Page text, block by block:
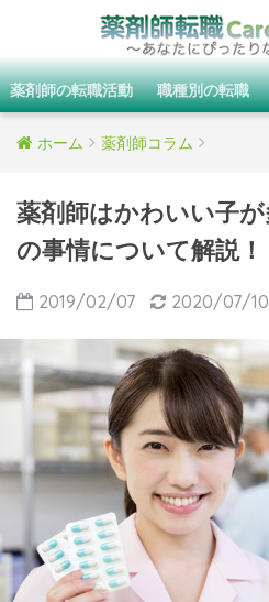
薬剤師の転職活動 職種別の転職
ホーム 薬剤師コラム
薬剤師はかわいい子
の事情について解説！
2019/02/07 2020/07/10